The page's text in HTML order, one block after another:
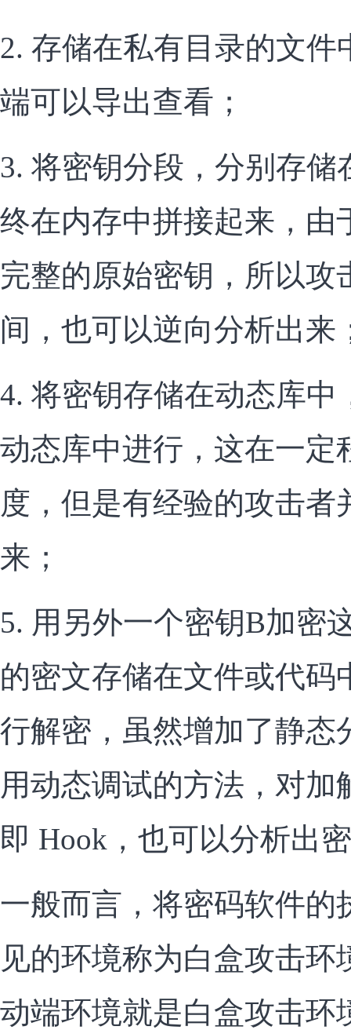
2. 存储在私有目录的文
端可以导出查看；
3. 将密钥分段，分别存
终在内存中拼接起来，由
完整的原始密钥，所以攻
间，也可以逆向分析出来
4. 将密钥存储在动态库中
动态库中进行，这在一定
度，但是有经验的攻击者
来；
5. 用另外一个密钥B加密
的密文存储在文件或代码
行解密，虽然增加了静态
用动态调试的方法，对加
即 Hook，也可以分析出
一般而言，将密码软件的
见的环境称为白盒攻击
动端环境就是白盒攻击环